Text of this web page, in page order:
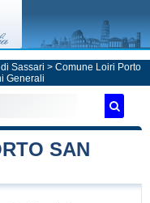
Sassari > Comune Loiri Porto
Generali
SAN